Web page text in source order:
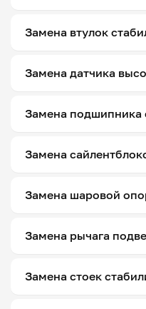
Замена втулок
Замена датчика
Замена подшипника
Замена
Замена шаровой
Замена рычага
Замена стоек